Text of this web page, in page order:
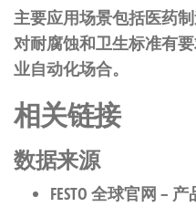
主要应用场景包括医药
对耐腐蚀和卫生标准有
业自动化场合。
相关链接
数据来源
FESTO 全球官网 – 产